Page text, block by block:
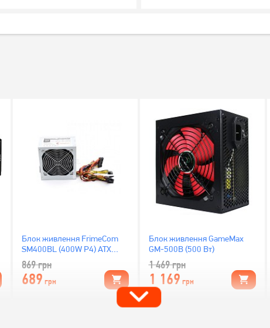
Блок живлення FrimeCom
SM400BL (400W P4) ATX
120mm
869грн
689 грн
Блок живлення GameMax
GM-500B (500 Вт)
1 469грн
1 169 грн